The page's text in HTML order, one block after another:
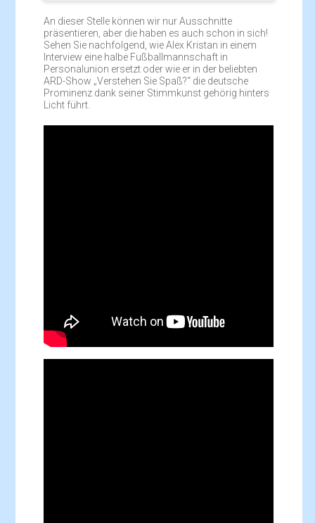
An dieser Stelle können wir nur Ausschnitte
präsentieren, aber die haben es auch schon in sich!
Sehen Sie nachfolgend, wie Alex Kristan in einem
Interview eine halbe Fußballmannschaft in
Personalunion ersetzt oder wie er in der beliebten
ARD-Show „Verstehen Sie Spaß?“ die deutsche
Prominenz dank seiner Stimmkunst gehörig hinters
Licht führt.